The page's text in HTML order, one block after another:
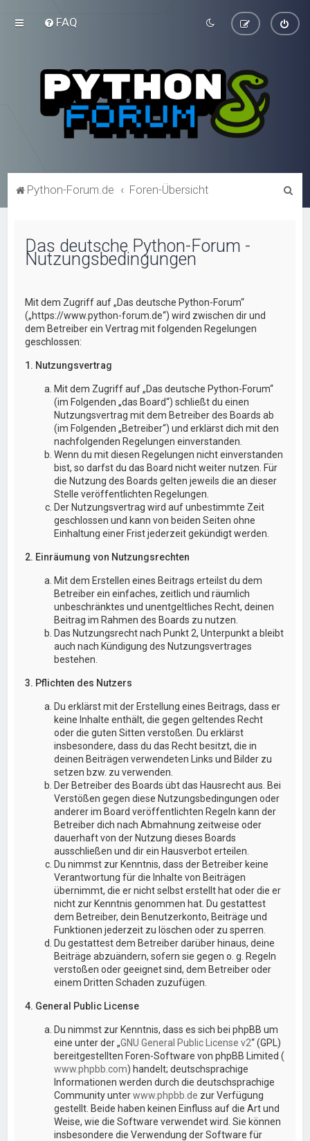
FAQ
Python-Forum.de Foren-Übersicht
Das deutsche Python-Forum -
Nutzungsbedingungen
Mit dem Zugriff auf „Das deutsche Python-Forum“
(„https://www.python-forum.de“) wird zwischen dir und
dem Betreiber ein Vertrag mit folgenden Regelungen
geschlossen:
1. Nutzungsvertrag
Mit dem Zugriff auf „Das deutsche Python-Forum“
(im Folgenden „das Board“) schließt du einen
Nutzungsvertrag mit dem Betreiber des Boards ab
(im Folgenden „Betreiber“) und erklärst dich mit den
nachfolgenden Regelungen einverstanden.
Wenn du mit diesen Regelungen nicht einverstanden
bist, so darfst du das Board nicht weiter nutzen. Für
die Nutzung des Boards gelten jeweils die an dieser
Stelle veröffentlichten Regelungen.
Der Nutzungsvertrag wird auf unbestimmte Zeit
geschlossen und kann von beiden Seiten ohne
Einhaltung einer Frist jederzeit gekündigt werden.
2. Einräumung von Nutzungsrechten
Mit dem Erstellen eines Beitrags erteilst du dem
Betreiber ein einfaches, zeitlich und räumlich
unbeschränktes und unentgeltliches Recht, deinen
Beitrag im Rahmen des Boards zu nutzen.
Das Nutzungsrecht nach Punkt 2, Unterpunkt a bleibt
auch nach Kündigung des Nutzungsvertrages
bestehen.
3. Pflichten des Nutzers
Du erklärst mit der Erstellung eines Beitrags, dass er
keine Inhalte enthält, die gegen geltendes Recht
oder die guten Sitten verstoßen. Du erklärst
insbesondere, dass du das Recht besitzt, die in
deinen Beiträgen verwendeten Links und Bilder zu
setzen bzw. zu verwenden.
Der Betreiber des Boards übt das Hausrecht aus. Bei
Verstößen gegen diese Nutzungsbedingungen oder
anderer im Board veröffentlichten Regeln kann der
Betreiber dich nach Abmahnung zeitweise oder
dauerhaft von der Nutzung dieses Boards
ausschließen und dir ein Hausverbot erteilen.
Du nimmst zur Kenntnis, dass der Betreiber keine
Verantwortung für die Inhalte von Beiträgen
übernimmt, die er nicht selbst erstellt hat oder die er
nicht zur Kenntnis genommen hat. Du gestattest
dem Betreiber, dein Benutzerkonto, Beiträge und
Funktionen jederzeit zu löschen oder zu sperren.
Du gestattest dem Betreiber darüber hinaus, deine
Beiträge abzuändern, sofern sie gegen o. g. Regeln
verstoßen oder geeignet sind, dem Betreiber oder
einem Dritten Schaden zuzufügen.
4. General Public License
Du nimmst zur Kenntnis, dass es sich bei phpBB um
eine unter der „GNU General Public License v2“ (GPL)
bereitgestellten Foren-Software von phpBB Limited (
www.phpbb.com) handelt; deutschsprachige
Informationen werden durch die deutschsprachige
Community unterwww.phpbb.de zur Verfügung
gestellt. Beide haben keinen Einfluss auf die Art und
Weise, wie die Software verwendet wird. Sie können
insbesondere die Verwendung der Software für